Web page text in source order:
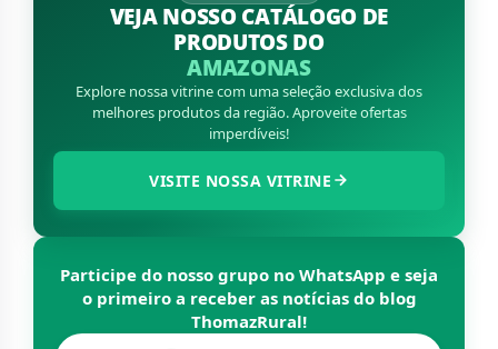
VEJA NOSSO CATÁLOGO DE
PRODUTOS DO
AMAZONAS
Explore nossa vitrine com uma seleção exclusiva dos
melhores produtos da região. Aproveite ofertas
imperdíveis!
VISITE NOSSA VITRINE
Participe do nosso grupo no WhatsApp e seja
o primeiro a receber as notícias do blog
ThomazRural!